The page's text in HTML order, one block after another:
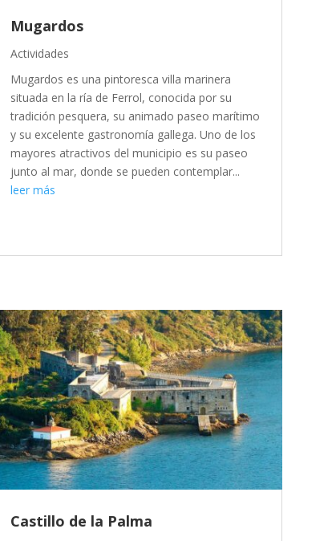
Mugardos
Actividades
Mugardos es una pintoresca villa marinera
situada en la ría de Ferrol, conocida por su
tradición pesquera, su animado paseo marítimo
y su excelente gastronomía gallega. Uno de los
mayores atractivos del municipio es su paseo
junto al mar, donde se pueden contemplar...
leer más
Castillo de la Palma